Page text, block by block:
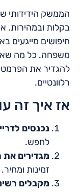
הממשק הידידותי
בקלות ובמהירות.
חיפושים מייגעים
משפחה. כל מה
להגדיר את
רלוונטיים.
אז איך זה
נכנסים
לחפש.
מגדירים
זמינות ומחיר.
מקבלים